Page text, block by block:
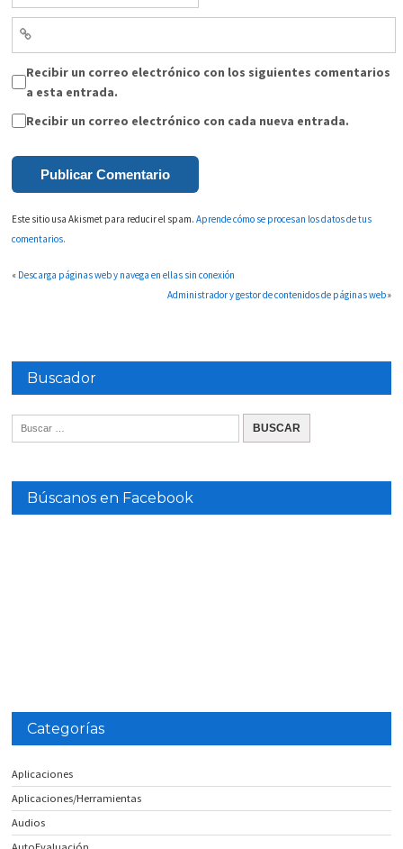
Recibir un correo electrónico con los siguientes comentarios
a esta entrada.
Recibir un correo electrónico con cada nueva entrada.
Este sitio usa Akismet para reducir el spam.Aprende cómo se procesan los datos de tus
comentarios.
« Descarga páginas web y navega en ellas sin conexión
Administrador y gestor de contenidos de páginas web»
Buscador
Búscanos en Facebook
Categorías
Aplicaciones
Aplicaciones/Herramientas
Audios